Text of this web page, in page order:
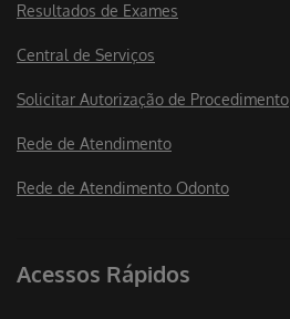
Resultados de Exames
Central de Serviços
Solicitar Autorização de Procedimento
Rede de Atendimento
Rede de Atendimento Odonto
Acessos Rápidos